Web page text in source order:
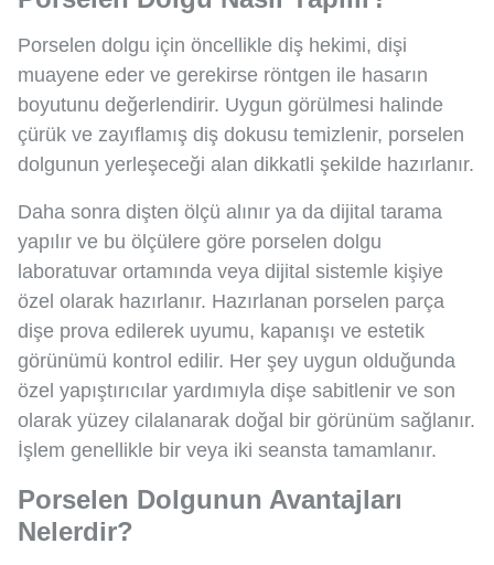
Porselen dolgu için öncellikle diş hekimi, dişi
muayene eder ve gerekirse röntgen ile hasarın
boyutunu değerlendirir. Uygun görülmesi halinde
çürük ve zayıflamış diş dokusu temizlenir, porselen
dolgunun yerleşeceği alan dikkatli şekilde hazırlanır.
Daha sonra dişten ölçü alınır ya da dijital tarama
yapılır ve bu ölçülere göre porselen dolgu
laboratuvar ortamında veya dijital sistemle kişiye
özel olarak hazırlanır. Hazırlanan porselen parça
dişe prova edilerek uyumu, kapanışı ve estetik
görünümü kontrol edilir. Her şey uygun olduğunda
özel yapıştırıcılar yardımıyla dişe sabitlenir ve son
olarak yüzey cilalanarak doğal bir görünüm sağlanır.
İşlem genellikle bir veya iki seansta tamamlanır.
Porselen Dolgunun Avantajları
Nelerdir?